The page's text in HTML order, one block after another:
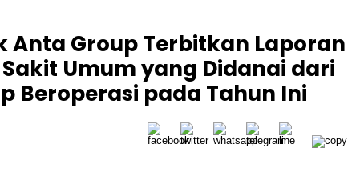
Anta Group Terbitkan Laporan
Umum yang Didanai dari
Beroperasi pada Tahun Ini